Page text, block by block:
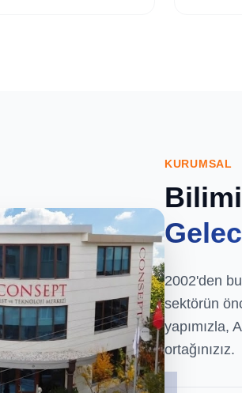
KURUMSAL
2002'den
sektörün
yapımızla,
ortağınızız.